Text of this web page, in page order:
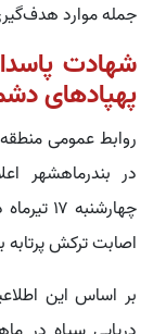
جمله موارد
شهادت
پهپادهای
روابط عمومی
در بندرماهشهر
اصابت ترکش
بر اساس این